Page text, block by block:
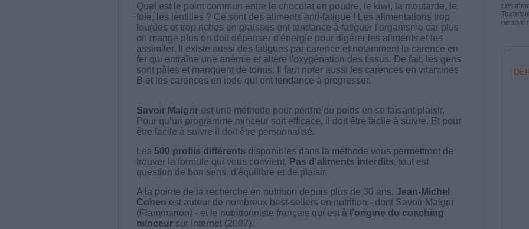
Quel est le point commun entre le chocolat en poudre, le kiwi, la moutarde, le
foie, les lentilles ? Ce sont des aliments anti-fatigue ! Les alimentations trop
lourdes et trop riches en graisses ont tendance à fatiguer l'organisme car plus
on mange plus on doit dépenser d'énergie pour digérer les aliments et les
assimiler. Il existe aussi des fatigues par carence et notamment la carence en
fer qui entraîne une anémie et altère l'oxygénation des tissus. De fait, les gens
sont pâles et manquent de tonus. Il faut noter aussi les carences en vitamines
B et les carences en iode qui ont tendance à progresser.
Savoir Maigrirest une méthode pour perdre du poids en se faisant plaisir.
Pour qu’un programme minceur soit efficace, il doit être facile à suivre. Et pour
être facile à suivre il doit être personnalisé.
Les 500 profils différents disponibles dans la méthode vous permettront de
trouver la formule qui vous convient. Pas d'aliments interdits, tout est
question de bon sens, d'équilibre et de plaisir.
A la pointe de la recherche en nutrition depuis plus de 30 ans, Jean-Michel
Cohen est auteur de nombreux best-sellers en nutrition - dont Savoir Maigrir
(Flammarion) - et le nutritionniste français qui est à l'origine du coaching
minceursur internet (2007).
Les
ne sont